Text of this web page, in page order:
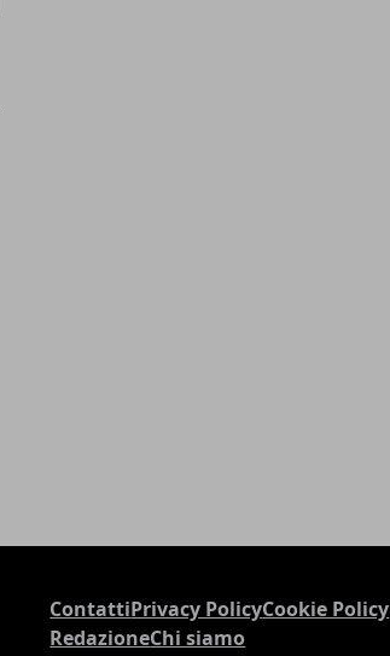
ContattiPrivacy PolicyCookie Policy
RedazioneChi siamo